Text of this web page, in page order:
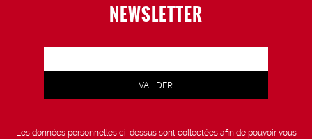
NEWSLETTER
Les données personnelles ci-dessus sont collectées afin de pouvoir vous